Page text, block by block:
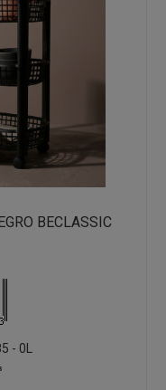
BECLASSIC
- 0L